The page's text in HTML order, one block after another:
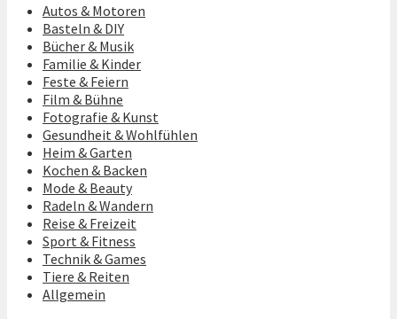
Autos & Motoren
Basteln & DIY
Bücher & Musik
Familie & Kinder
Feste & Feiern
Film & Bühne
Fotografie & Kunst
Gesundheit & Wohlfühlen
Heim & Garten
Kochen & Backen
Mode & Beauty
Radeln & Wandern
Reise & Freizeit
Sport & Fitness
Technik & Games
Tiere & Reiten
Allgemein